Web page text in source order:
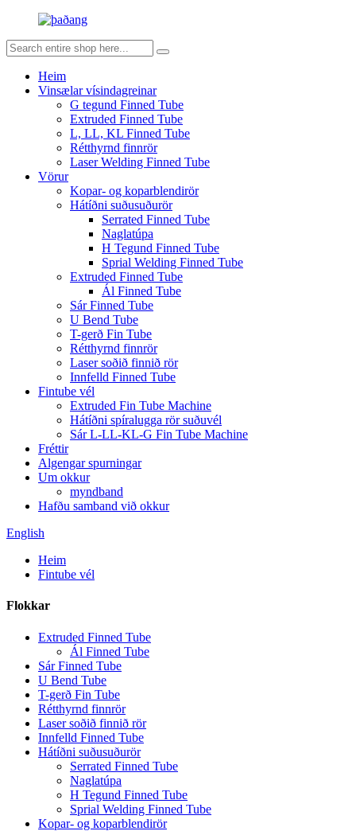
Heim
Vinsælar vísindagreinar
G tegund Finned Tube
Extruded Finned Tube
L, LL, KL Finned Tube
Rétthyrnd finnrör
Laser Welding Finned Tube
Vörur
Kopar- og koparblendirör
Hátíðni suðusuðurör
Serrated Finned Tube
Naglatúpa
H Tegund Finned Tube
Sprial Welding Finned Tube
Extruded Finned Tube
Ál Finned Tube
Sár Finned Tube
U Bend Tube
T-gerð Fin Tube
Rétthyrnd finnrör
Laser soðið finnið rör
Innfelld Finned Tube
Fintube vél
Extruded Fin Tube Machine
Hátíðni spíralugga rör suðuvél
Sár L-LL-KL-G Fin Tube Machine
Fréttir
Algengar spurningar
Um okkur
myndband
Hafðu samband við okkur
English
Heim
Fintube vél
Flokkar
Extruded Finned Tube
Ál Finned Tube
Sár Finned Tube
U Bend Tube
T-gerð Fin Tube
Rétthyrnd finnrör
Laser soðið finnið rör
Innfelld Finned Tube
Hátíðni suðusuðurör
Serrated Finned Tube
Naglatúpa
H Tegund Finned Tube
Sprial Welding Finned Tube
Kopar- og koparblendirör